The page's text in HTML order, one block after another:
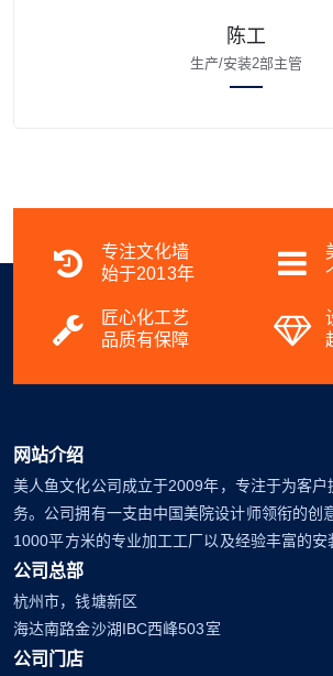
陈工
生产/安装2部主管
专注文化墙
始于2013年
匠心化工艺
品质有保障
网站介绍
美人鱼文化公司成立于2009年，专注于为客户
务。公司拥有一支由中国美院设计师领衔的创
1000平方米的专业加工工厂以及经验丰富的安
公司总部
杭州市，钱塘新区
海达南路金沙湖IBC西峰503室
公司门店